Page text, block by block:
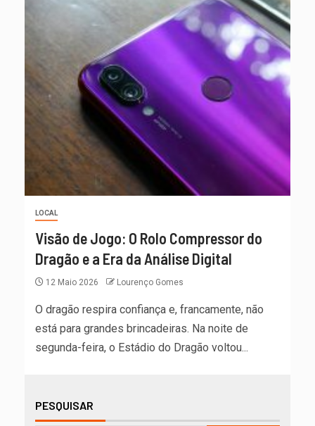
LOCAL
Visão de Jogo: O Rolo Compressor do
Dragão e a Era da Análise Digital
12 Maio 2026 Lourenço Gomes
O dragão respira confiança e, francamente, não
está para grandes brincadeiras. Na noite de
segunda-feira, o Estádio do Dragão voltou...
PESQUISAR